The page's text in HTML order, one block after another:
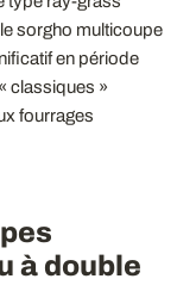
sorgho multicoupe
en période
classiques »
fourrages
à double